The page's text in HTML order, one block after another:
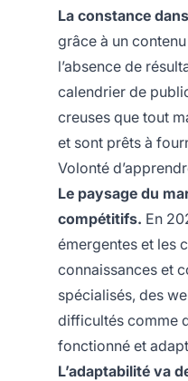
La constance
grâce à un
l’absence de
calendrier de
creuses que tout
et sont prêts à
Volonté
Le paysage du
compétitifs. En
émergentes et les
connaissances et
spécialisés, des
difficultés comme
fonctionné et
L’adaptabilité va